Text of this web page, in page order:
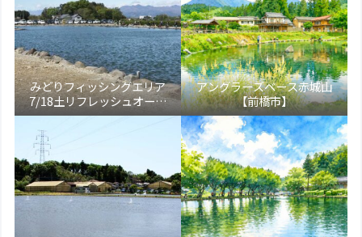
みどりフィッシングエリア
7/18土リフレッシュオープ
ン！【大田原市】
アングラーズベース赤城山
【前橋市】